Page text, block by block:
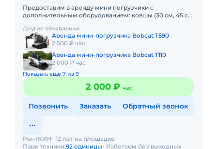
Предоставим в аренду мини погрузчики с
дополнительным оборудованием: ковшы (30 см, 45 см,
Минимальный заказ спецт
Другие объявления
Аренда мини-погрузчика Bobcat T590
2 500 ₽ час
Аренда мини-погрузчика Bobcat T110
2 000 ₽ час
Показать еще 7 из 9
2 000 ₽ час
Позвонить Заказать Обратный звонок
РентКИН 12 лет на площадке
Парк техники:92 единицы Работаем без выходных